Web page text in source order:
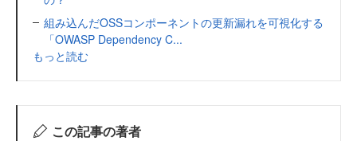
組み込んだOSSコンポーネントの更新漏れを可視化する
「OWASP Dependency C...
もっと読む
この記事の著者